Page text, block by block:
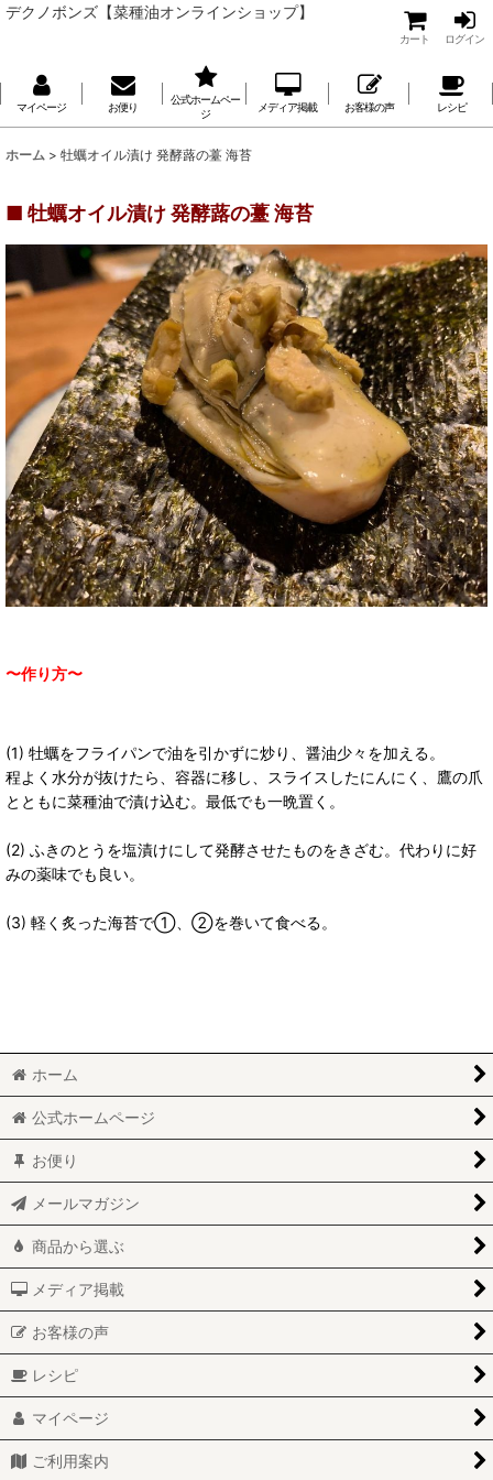
デクノボンズ【菜種油オンラインショップ】
カート ログイン
マイページ お便り
公式ホームペー
ジ
メディア掲載 お客様の声 レシピ
ホーム > 牡蠣オイル漬け 発酵蕗の薹 海苔
■ 牡蠣オイル漬け 発酵蕗の薹 海苔
〜作り方〜
(1) 牡蠣をフライパンで油を引かずに炒り、醤油少々を加える。
程よく水分が抜けたら、容器に移し、スライスしたにんにく、鷹の爪
とともに菜種油で漬け込む。最低でも一晩置く。
(2) ふきのとうを塩漬けにして発酵させたものをきざむ。代わりに好
みの薬味でも良い。
(3) 軽く炙った海苔で①、②を巻いて食べる。
ホーム
公式ホームページ
お便り
メールマガジン
商品から選ぶ
メディア掲載
お客様の声
レシピ
マイページ
ご利用案内